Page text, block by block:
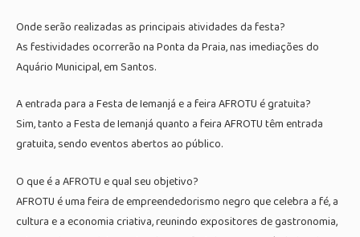
Onde serão realizadas as principais atividades da festa?
As festividades ocorrerão na Ponta da Praia, nas imediações do
Aquário Municipal, em Santos.
A entrada para a Festa de Iemanjá e a feira AFROTU é gratuita?
Sim, tanto a Festa de Iemanjá quanto a feira AFROTU têm entrada
gratuita, sendo eventos abertos ao público.
O que é a AFROTU e qual seu objetivo?
AFROTU é uma feira de empreendedorismo negro que celebra a fé, a
cultura e a economia criativa, reunindo expositores de gastronomia,